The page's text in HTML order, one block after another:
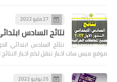
27 مايو 2022
نتائج السادس ابتدائي
موقع ميس سات اخبار ننقل لكم اخبار
25 يوليو 2022